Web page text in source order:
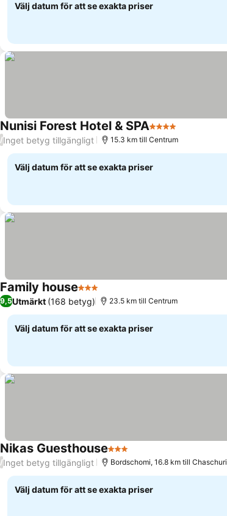
Välj datum för att se exakta priser
Nunisi Forest Hotel & SPA4 Stjärnor
/Inget betyg tillgängligt 15.3 km till Centrum
Välj datum för att se exakta priser
Family house3 Stjärnor
9,5Utmärkt (168 betyg) 23.5 km till Centrum
Välj datum för att se exakta priser
Nikas Guesthouse3 Stjärnor
/Inget betyg tillgängligt Bordschomi, 16.8 km till Chaschuri
Välj datum för att se exakta priser